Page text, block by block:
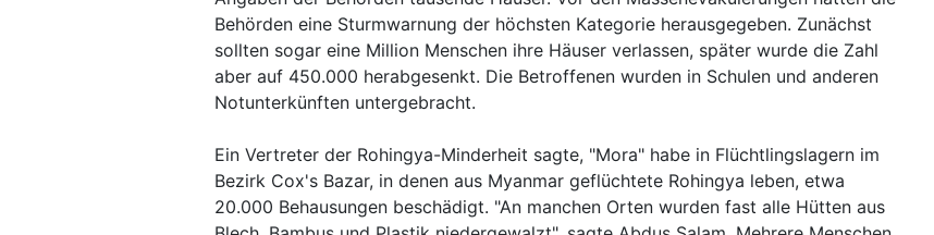
Behörden eine Sturmwarnung der höchsten Kategorie herausgegeben. Zunächst
sollten sogar eine Million Menschen ihre Häuser verlassen, später wurde die Zahl
aber auf 450.000 herabgesenkt. Die Betroffenen wurden in Schulen und anderen
Notunterkünften untergebracht.
Ein Vertreter der Rohingya-Minderheit sagte, "Mora" habe in Flüchtlingslagern im
Bezirk Cox's Bazar, in denen aus Myanmar geflüchtete Rohingya leben, etwa
20.000 Behausungen beschädigt. "An manchen Orten wurden fast alle Hütten aus